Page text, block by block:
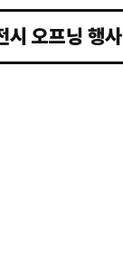
오프닝 행